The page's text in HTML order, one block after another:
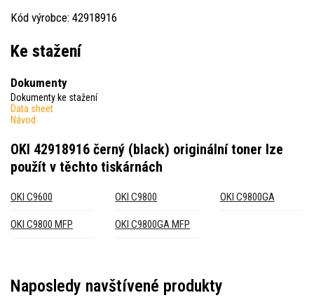
Kód výrobce: 42918916
Ke stažení
Dokumenty
Dokumenty ke stažení
Data sheet
Návod
OKI 42918916 černý (black) originální toner lze
použít v těchto tiskárnách
OKI C9600 OKI C9800 OKI C9800GA
OKI C9800 MFP OKI C9800GA MFP
Naposledy navštívené produkty